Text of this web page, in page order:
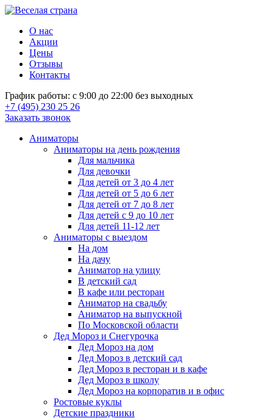
О нас
Акции
Цены
Отзывы
Контакты
График работы: с 9:00 до 22:00 без выходных
+7 (495) 230 25 26
Заказать звонок
Аниматоры
Аниматоры на день рождения
Для мальчика
Для девочки
Для детей от 3 до 4 лет
Для детей от 5 до 6 лет
Для детей от 7 до 8 лет
Для детей с 9 до 10 лет
Для детей 11-12 лет
Аниматоры с выездом
На дом
На дачу
Аниматор на улицу
В детский сад
В кафе или ресторан
Аниматор на свадьбу
Аниматор на выпускной
По Московской области
Дед Мороз и Снегурочка
Дед Мороз на дом
Дед Мороз в детский сад
Дед Мороз в ресторан и в кафе
Дед Мороз в школу
Дед Мороз на корпоратив и в офис
Ростовые куклы
Детские праздники